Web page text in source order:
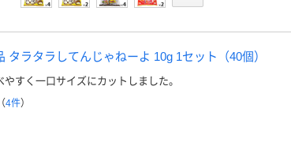
タラタラしてんじゃねーよ 10g 1セット（40個）
すく一口サイズにカットしました。
（4件）